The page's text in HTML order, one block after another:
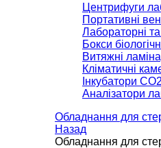
Центрифуги
Портативні
Лабораторні
Бокси
Витяжні
Кліматичні
Інкубатори СО2
Аналізатори
Обладнання для
Назад
Обладнання для